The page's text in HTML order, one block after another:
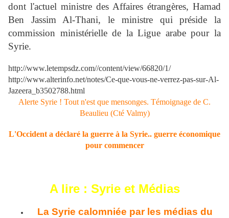
dont l'actuel ministre des Affaires étrangères, Hamad
Ben Jassim Al-Thani, le ministre qui préside la
commission ministérielle de la Ligue arabe pour la
Syrie.
http://www.letempsdz.com//content/view/66820/1/
http://www.alterinfo.net/notes/Ce-que-vous-ne-verrez-pas-sur-Al-
Jazeera_b3502788.html
Alerte Syrie ! Tout n'est que mensonges. Témoignage de C.
Beaulieu (Cté Valmy)
L'Occident a déclaré la guerre à la Syrie.. guerre économique
pour commencer
A lire : Syrie et Médias
La Syrie calomniée par les médias du